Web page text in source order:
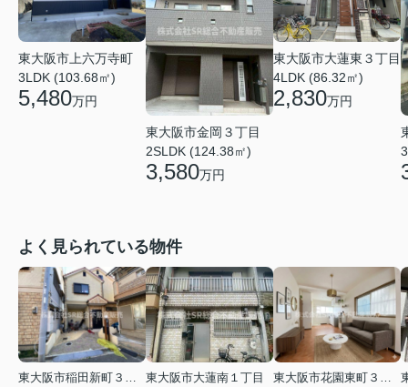
東大阪市上六万寺町
3LDK (103.68㎡)
5,480万円
東大阪市金岡３丁目
2SLDK (124.38㎡)
3,580万円
東大阪市大蓮東３丁目
4LDK (86.32㎡)
2,830万円
よく見られている物件
東大阪市稲田新町３丁目
東大阪市大蓮南１丁目
東大阪市花園東町３丁目